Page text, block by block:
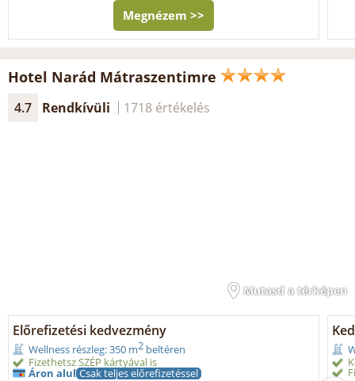
Megnézem >>
Hotel Narád Mátraszentimre
4.7 Rendkívüli 1718 értékelés
Mutasd a térképen
Előrefizetési kedvezmény
Wellness részleg: 350 m2 beltéren
Fizethetsz SZÉP kártyával is
Áron alul Csak teljes előrefizetéssel